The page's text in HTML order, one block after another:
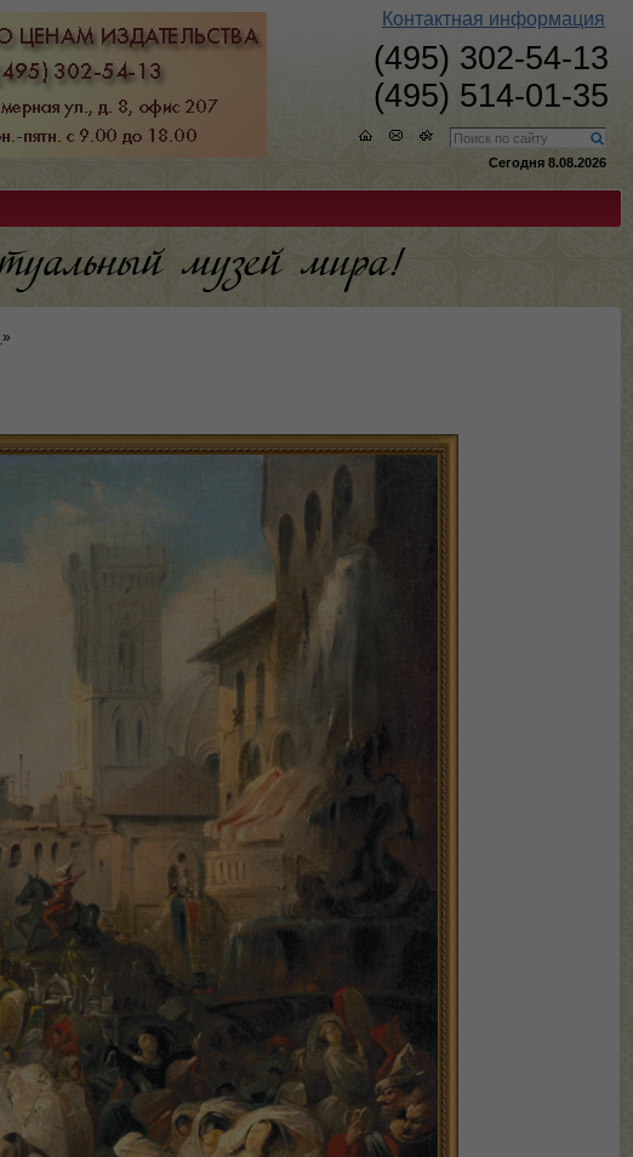
Контактная информация
(495) 302-54-13
(495) 514-01-35
Сегодня 8.08.2026
»